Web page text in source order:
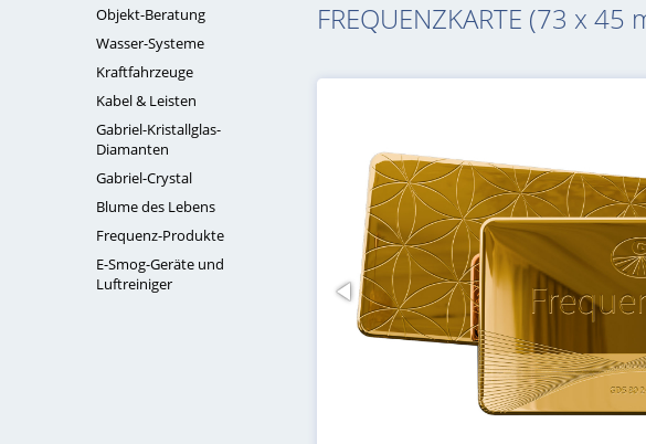
Objekt-Beratung
Wasser-Systeme
Kraftfahrzeuge
Kabel & Leisten
Gabriel-Kristallglas-
Diamanten
Gabriel-Crystal
Blume des Lebens
Frequenz-Produkte
E-Smog-Geräte und
Luftreiniger
FREQUENZKARTE (73 x